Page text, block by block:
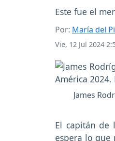
Este fue el
Por: María del
Vie, 12 Jul 2024
James
El capitán de
espera lo que